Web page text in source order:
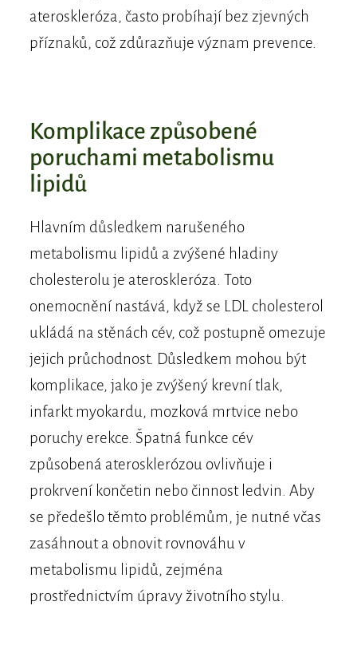
ateroskleróza, často probíhají bez zjevných
příznaků, což zdůrazňuje význam prevence.
​Komplikace způsobené
poruchami metabolismu
lipidů
Hlavním důsledkem narušeného
metabolismu lipidů a zvýšené hladiny
cholesterolu je ateroskleróza. Toto
onemocnění nastává, když se LDL cholesterol
ukládá na stěnách cév, což postupně omezuje
jejich průchodnost. Důsledkem mohou být
komplikace, jako je zvýšený krevní tlak,
infarkt myokardu, mozková mrtvice nebo
poruchy erekce. Špatná funkce cév
způsobená aterosklerózou ovlivňuje i
prokrvení končetin nebo činnost ledvin. Aby
se předešlo těmto problémům, je nutné včas
zasáhnout a obnovit rovnováhu v
metabolismu lipidů, zejména
prostřednictvím úpravy životního stylu.